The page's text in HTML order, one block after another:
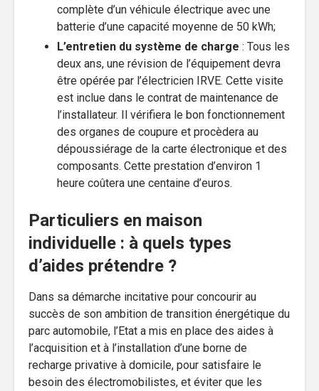
complète d’un véhicule électrique avec une
batterie d’une capacité moyenne de 50 kWh;
L’entretien du système de charge : Tous les
deux ans, une révision de l’équipement devra
être opérée par l’électricien IRVE. Cette visite
est inclue dans le contrat de maintenance de
l’installateur. Il vérifiera le bon fonctionnement
des organes de coupure et procèdera au
dépoussiérage de la carte électronique et des
composants. Cette prestation d’environ 1
heure coûtera une centaine d’euros.
Particuliers en maison
individuelle : à quels types
d’aides prétendre ?
Dans sa démarche incitative pour concourir au
succès de son ambition de transition énergétique du
parc automobile, l’Etat a mis en place des aides à
l’acquisition et à l’installation d’une borne de
recharge privative à domicile, pour satisfaire le
besoin des électromobilistes, et éviter que les